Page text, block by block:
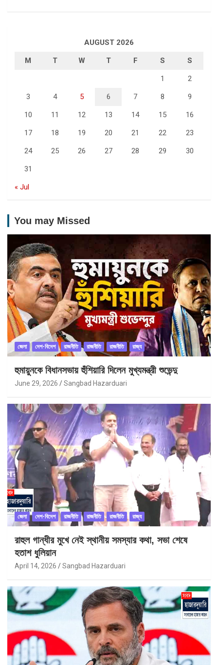
AUGUST 2026
M T W T F S S
1 2
3 4 5 6 7 8 9
10 11 12 13 14 15 16
17 18 19 20 21 22 23
24 25 26 27 28 29 30
31
« Jul
You may Missed
জেলা দেশ-বিদেশ রাজনীতি রাজনীতি রাজনীতি রাজ্য
হুমায়ুনকে বিধানসভায় হুঁশিয়ারি দিলেন মুখ্যমন্ত্রী শুভেন্দু
June 29, 2026 Sangbad Hazarduari
জেলা দেশ-বিদেশ রাজনীতি রাজনীতি রাজনীতি রাজ্য
রাহুল গান্ধীর মুখে নেই স্থানীয় সমস্যার কথা, সভা শেষে
হতাশ ধুলিয়ান
April 14, 2026 Sangbad Hazarduari